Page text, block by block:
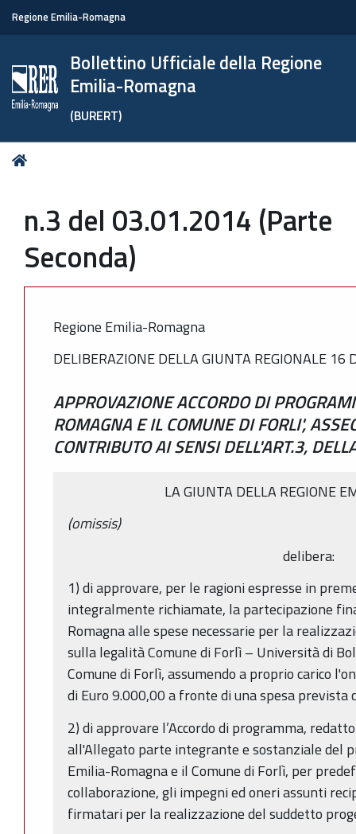
Regione Emilia-Romagna
Bollettino Ufficiale della Regione
Emilia-Romagna
(BURERT)
Tu
n.3 del 03.01.2014 (Parte
Seconda)
Regione Emilia-Romagna
DELIBERAZIONE DELLA GIUNTA REGIONALE
APPROVAZIONE ACCORDO DI
ROMAGNA E IL COMUNE DI FORLI',
CONTRIBUTO AI SENSI DELL'ART.3,
LA GIUNTA DELLA REGIONE
(omissis)
delibera:
1) di approvare, per le ragioni espresse in
integralmente richiamate, la partecipazione
Romagna alle spese necessarie per la
sulla legalità Comune di Forlì – Università di
Comune di Forlì, assumendo a proprio carico
di Euro 9.000,00 a fronte di una spesa
2) di approvare l’Accordo di programma,
all'Allegato parte integrante e sostanziale del
Emilia-Romagna e il Comune di Forlì, per
collaborazione, gli impegni ed oneri assunti
firmatari per la realizzazione del suddetto